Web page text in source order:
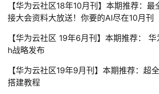
【华为云社区18年10月刊】本期推荐：
接大会资料大放送！你要的AI尽在10月刊
【华为云社区 19年6月刊】本期推荐：
h战略发布
【华为云社区19年9月刊】本期推荐：超
搭建教程